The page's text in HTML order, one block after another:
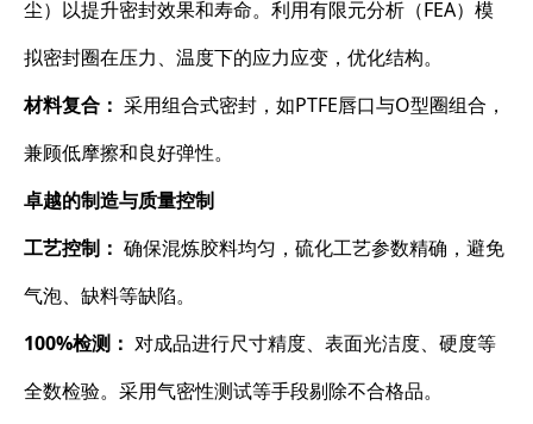
尘）以提升密封效果和寿命。利用有限元分析（FEA）模
拟密封圈在压力、温度下的应力应变，优化结构。
材料复合：​ ​ 采用组合式密封，如PTFE唇口与O型圈组合，
兼顾低摩擦和良好弹性。
卓越的制造与质量控制
工艺控制：​ ​ 确保混炼胶料均匀，硫化工艺参数精确，避免
气泡、缺料等缺陷。
100%检测：​ ​ 对成品进行尺寸精度、表面光洁度、硬度等
全数检验。采用气密性测试等手段剔除不合格品。